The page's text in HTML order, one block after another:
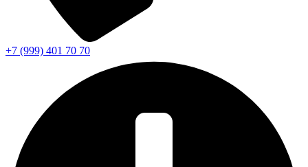
+7 (999) 401 70 70